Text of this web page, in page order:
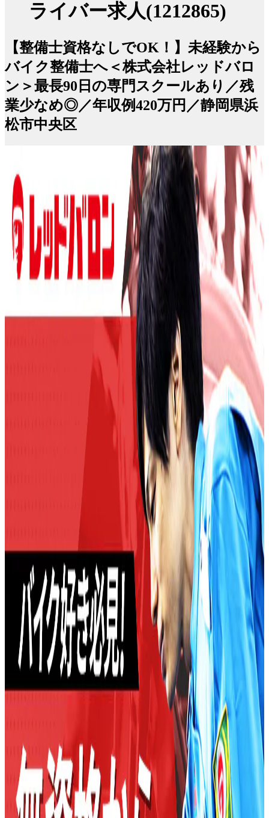
ライバー求人(1212865)
【整備士資格なしでOK！】未経験から
バイク整備士へ＜株式会社レッドバロ
ン＞最長90日の専門スクールあり／残
業少なめ◎／年収例420万円／静岡県浜
松市中央区